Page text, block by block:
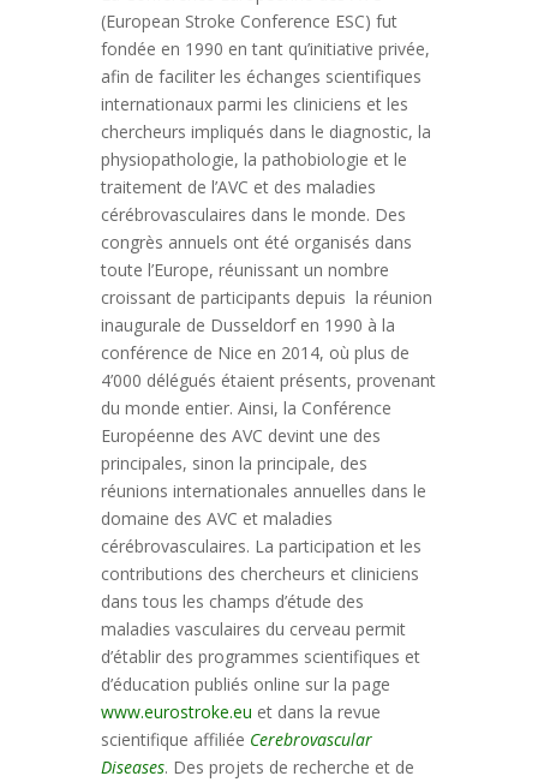
(European Stroke Conference ESC) fut
fondée en 1990 en tant qu’initiative privée,
afin de faciliter les échanges scientifiques
internationaux parmi les cliniciens et les
chercheurs impliqués dans le diagnostic, la
physiopathologie, la pathobiologie et le
traitement de l’AVC et des maladies
cérébrovasculaires dans le monde. Des
congrès annuels ont été organisés dans
toute l’Europe, réunissant un nombre
croissant de participants depuis la réunion
inaugurale de Dusseldorf en 1990 à la
conférence de Nice en 2014, où plus de
4’000 délégués étaient présents, provenant
du monde entier. Ainsi, la Conférence
Européenne des AVC devint une des
principales, sinon la principale, des
réunions internationales annuelles dans le
domaine des AVC et maladies
cérébrovasculaires. La participation et les
contributions des chercheurs et cliniciens
dans tous les champs d’étude des
maladies vasculaires du cerveau permit
d’établir des programmes scientifiques et
d’éducation publiés online sur la page
www.eurostroke.eu et dans la revue
scientifique affiliée Cerebrovascular
Diseases. Des projets de recherche et de